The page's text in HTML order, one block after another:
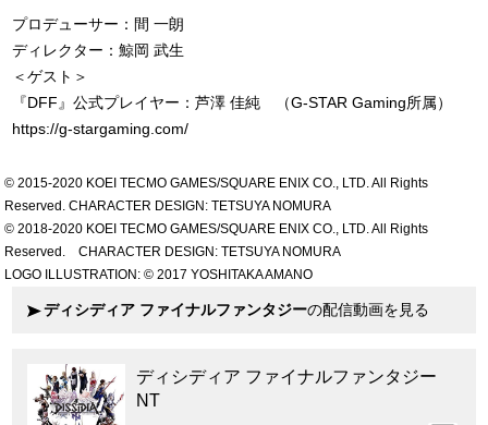
プロデューサー：間 一朗
ディレクター：鯨岡 武生
＜ゲスト＞
『DFF』公式プレイヤー：芦澤 佳純 （G-STAR Gaming所属）
https://g-stargaming.com/
© 2015-2020 KOEI TECMO GAMES/SQUARE ENIX CO., LTD. All Rights
Reserved. CHARACTER DESIGN: TETSUYA NOMURA
© 2018-2020 KOEI TECMO GAMES/SQUARE ENIX CO., LTD. All Rights
Reserved. CHARACTER DESIGN: TETSUYA NOMURA
LOGO ILLUSTRATION: © 2017 YOSHITAKA AMANO
ディシディア ファイナルファンタジーの配信動画を見る
ディシディア ファイナルファンタジー
NT